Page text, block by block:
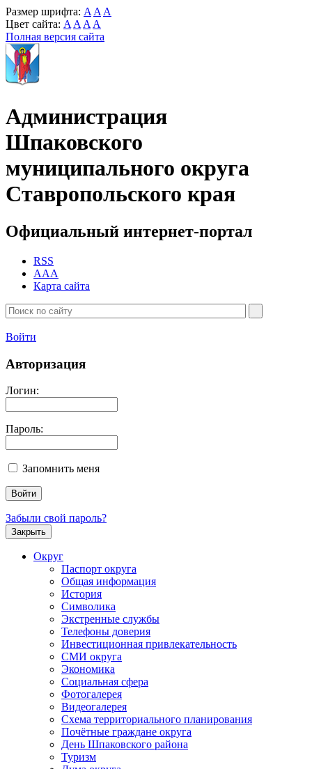
Размер шрифта: A A A
Цвет сайта: A A A A
Полная версия сайта
Администрация
Шпаковского
муниципального округа
Ставропольского края
Официальный интернет-портал
RSS
AAA
Карта сайта
Войти
Авторизация
Логин:
Пароль:
Запомнить меня
Забыли свой пароль?
Закрыть
Округ
Паспорт округа
Общая информация
История
Символика
Экстренные службы
Телефоны доверия
Инвестиционная привлекательность
СМИ округа
Экономика
Социальная сфера
Фотогалерея
Видеогалерея
Схема территориального планирования
Почётные граждане округа
День Шпаковского района
Туризм